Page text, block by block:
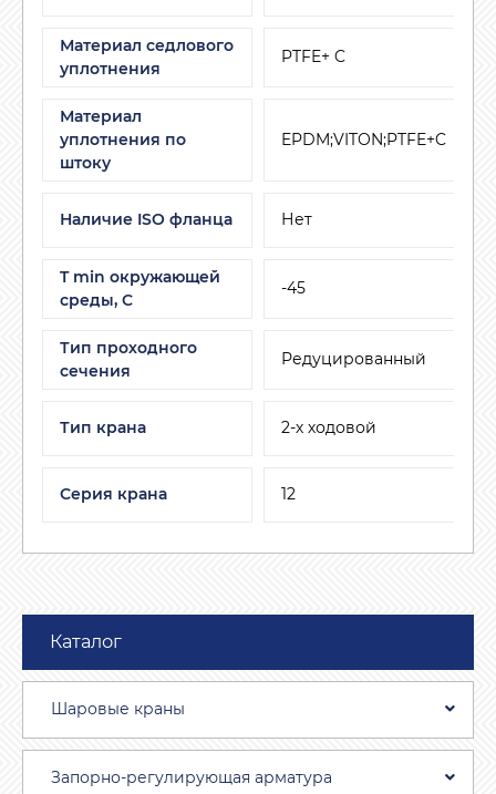
Материал седлового
уплотнения
PTFE+ C
Материал
уплотнения по
штоку
EPDM;VITON;PTFE+C
Наличие ISO фланца Нет
T min окружающей
среды, C
-45
Тип проходного
сечения
Редуцированный
Тип крана 2-х ходовой
Серия крана 12
Каталог
Шаровые краны
Запорно-регулирующая арматура